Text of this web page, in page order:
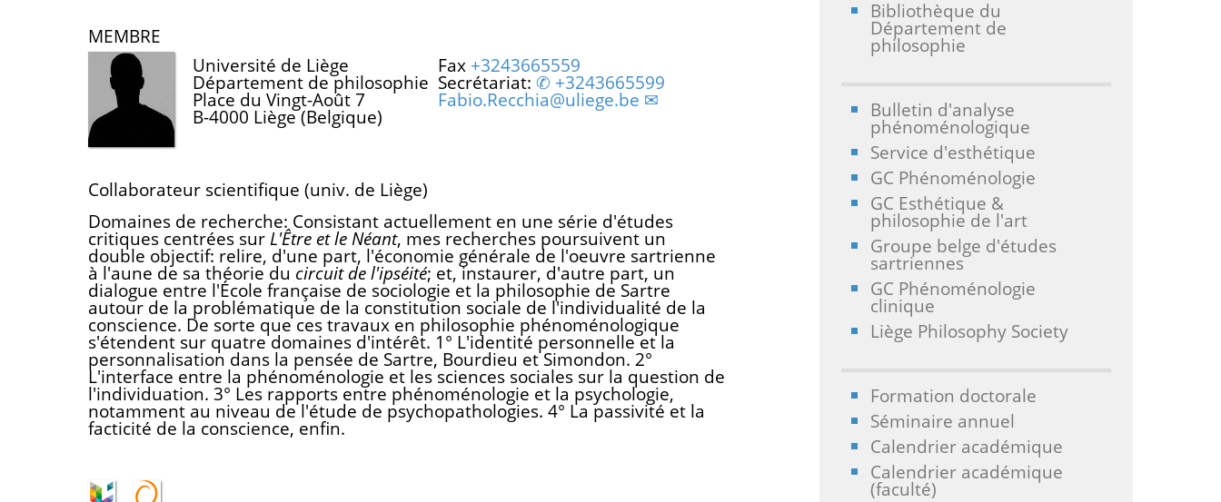
Bibliothèque du
Département de
philosophie
Bulletin d'analyse
phénoménologique
Service d'esthétique
GC Phénoménologie
GC Esthétique &
philosophie de l'art
Groupe belge d'études
sartriennes
GC Phénoménologie
clinique
Liège Philosophy Society
Formation doctorale
Séminaire annuel
Calendrier académique
Calendrier académique
(faculté)
MEMBRE
Université de Liège
Département de philosophie
Place du Vingt-Août 7
B-4000 Liège (Belgique)
Fax +3243665559
Secrétariat: +3243665599
Fabio.Recchia@uliege.be
Collaborateur scientifique (univ. de Liège)
Domaines de recherche: Consistant actuellement en une série d'études
critiques centrées surL'Être et le Néant, mes recherches poursuivent un
double objectif: relire, d'une part, l'économie générale de l'oeuvre sartrienne
à l'aune de sa théorie du circuit de l'ipséité; et, instaurer, d'autre part, un
dialogue entre l'École française de sociologie et la philosophie de Sartre
autour de la problématique de la constitution sociale de l'individualité de la
conscience. De sorte que ces travaux en philosophie phénoménologique
s'étendent sur quatre domaines d'intérêt. 1° L'identité personnelle et la
personnalisation dans la pensée de Sartre, Bourdieu et Simondon. 2°
L'interface entre la phénoménologie et les sciences sociales sur la question de
l'individuation. 3° Les rapports entre phénoménologie et la psychologie,
notamment au niveau de l'étude de psychopathologies. 4° La passivité et la
facticité de la conscience, enfin.